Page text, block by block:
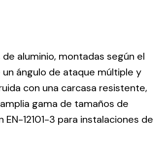
aluminio, montadas según el
ángulo de ataque múltiple y
con una carcasa resistente,
gama de tamaños de
12101-3 para instalaciones de